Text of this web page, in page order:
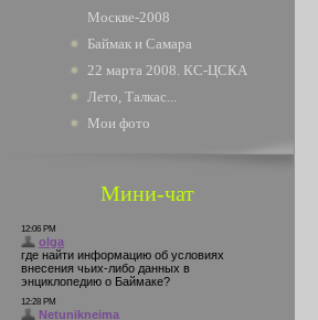
Москве-2008
Баймак и Самара
22 марта 2008. КС-ЦСКА
Лето, Талкас...
Мои фото
Мини-чат